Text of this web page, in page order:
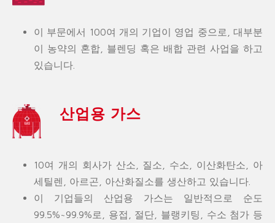
이 부문에서 100여 개의 기업이 영업 중으로, 대부분
이 농약의 혼합, 블렌딩 혹은 배합 관련 사업을 하고
있습니다.
산업용 가스
10여 개의 회사가 산소, 질소, 수소, 이산화탄소, 아
세틸렌, 아르곤, 아산화질소를 생산하고 있습니다.
이 기업들의 산업용 가스는 일반적으로 순도
99.5%~99.9%로, 용접, 절단, 블랭키팅, 수소 첨가 등